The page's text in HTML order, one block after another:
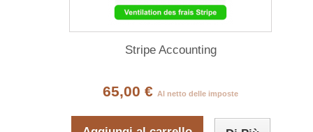
Stripe Accounting
65,00 € Al netto delle imposte